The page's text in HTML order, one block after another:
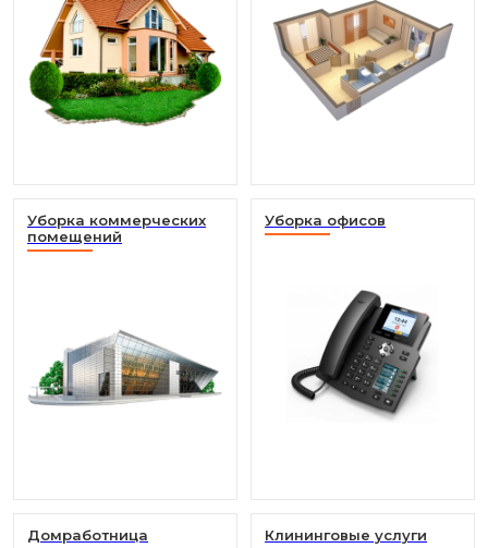
Уборка коммерческих
помещений
Уборка офисов
Домработница Клининговые услуги